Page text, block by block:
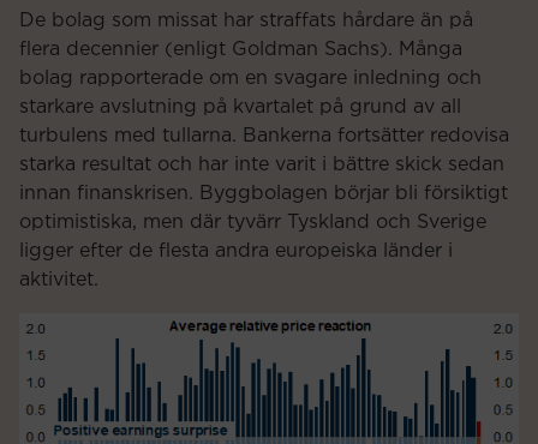
De bolag som missat har straffats hårdare än på
flera decennier (enligt Goldman Sachs). Många
bolag rapporterade om en svagare inledning och
starkare avslutning på kvartalet på grund av all
turbulens med tullarna. Bankerna fortsätter redovisa
starka resultat och har inte varit i bättre skick sedan
innan finanskrisen. Byggbolagen börjar bli försiktigt
optimistiska, men där tyvärr Tyskland och Sverige
ligger efter de flesta andra europeiska länder i
aktivitet.